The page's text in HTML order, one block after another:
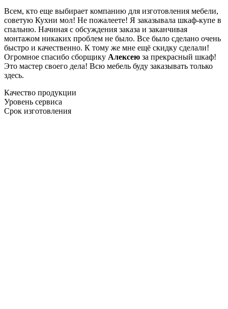
Всем, кто еще выбирает компанию для изготовления мебели,
советую Кухни мол! Не пожалеете! Я заказывала шкаф-купе в
спальню. Начиная с обсуждения заказа и заканчивая
монтажом никаких проблем не было. Все было сделано очень
быстро и качественно. К тому же мне ещё скидку сделали!
Огромное спасибо сборщику Алексею за прекрасный шкаф!
Это мастер своего дела! Всю мебель буду заказывать только
здесь.
Качество продукции
Уровень сервиса
Срок изготовления